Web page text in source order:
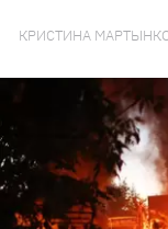
КРИСТИНА